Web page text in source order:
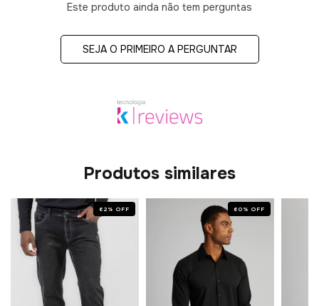
Este produto ainda não tem perguntas
SEJA O PRIMEIRO A PERGUNTAR
Produtos similares
62 %OFF 60 %OFF